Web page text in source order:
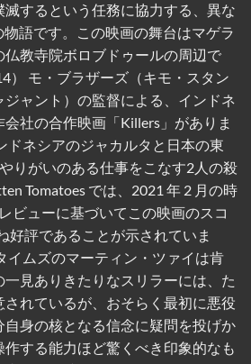
滅するという任務に協力する、異な
物語です。この映画の舞台はマゲラ
仏教寺院ボロブドゥールの周辺で
） モ・ブラザーズ（キモ・スタン
ャント）の監督による、インドネ
社の合作映画「Kill​​ers」がありま
ドネシアのジャカルタと日本の東
りがいのある仕事をこなす2人の殺
Tomatoes では、2021 年 2 月の時
ビューに基づいてこの映画のスコ
好評であることが示されていま
イムズのマーティン・ツァイは肯
見ありきたりなスリラーには、た
されているが、おそらく最初に悪役
身の核となる信念に疑問を投げか
する能力ほど驚くべき印象的なも